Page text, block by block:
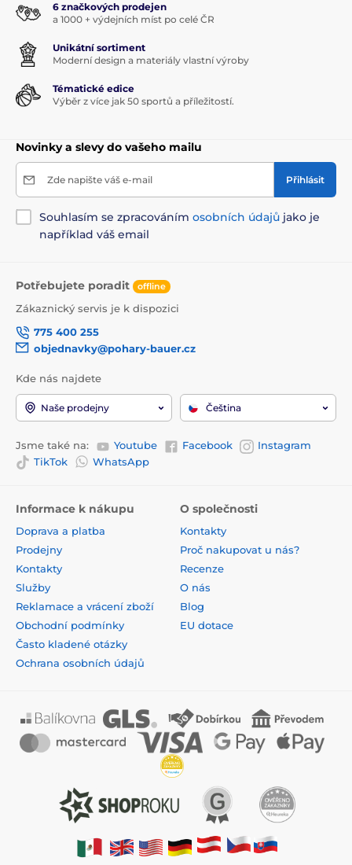
6 značkových prodejen
a 1000 + výdejních míst po celé ČR
Unikátní sortiment
Moderní design a materiály vlastní výroby
Tématické edice
Výběr z více jak 50 sportů a příležitostí.
Novinky a slevy do vašeho mailu
Zde napište váš e-mail Přihlásit
Souhlasím se zpracováním osobních údajů jako je
například váš email
Potřebujete poradit offline
Zákaznický servis je k dispozici
775 400 255
objednavky@pohary-bauer.cz
Kde nás najdete
Naše prodejny Čeština
Jsme také na: Youtube Facebook
Instagram
TikTok
WhatsApp
Informace k nákupu
Doprava a platba
Prodejny
Kontakty
Služby
Reklamace a vrácení zboží
Obchodní podmínky
Často kladené otázky
Ochrana osobních údajů
O společnosti
Kontakty
Proč nakupovat u nás?
Recenze
O nás
Blog
EU dotace